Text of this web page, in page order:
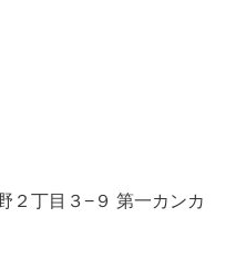
２丁目３−９ 第一カンカ